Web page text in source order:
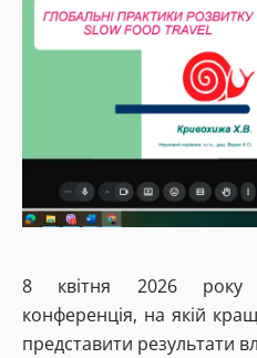
8 квітня 2026 року
конференція, на якій
представити результати